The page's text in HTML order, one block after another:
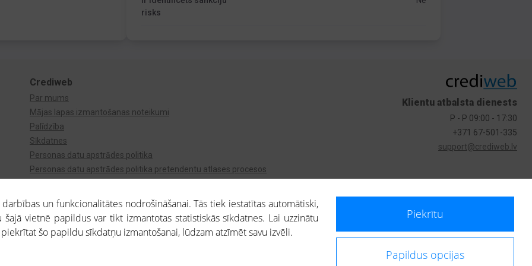
risks
Crediweb
Par mums
Mājas lapas izmantošanas noteikumi
Palīdzība
Sīkdatnes
Personas datu apstrādes politika
Personas datu apstrādes politika pretendentu atlases procesos
Klientu atbalsta dienests
P - P 09:00 - 17:30
+371 67-501-335
support@crediweb.lv
ietvaros saņemtajai informācijai ir uzziņas raksturs, un tai nav juridiska spēka. Portāla lietotājs, izmantojot portālā saņemto informāciju, ir atbildīgs par fizisko
un funkcionalitātes nodrošināšanai. Tās tiek iestatītas automātiski,
vietnē papildus var tikt izmantotas statistiskās sīkdatnes. Lai uzzinātu
piekrītat šo papildu sīkdatņu izmantošanai, lūdzam atzīmēt savu izvēli.
Piekrītu
Papildus opcijas